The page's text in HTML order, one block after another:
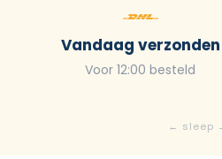
Vandaag verzonden
Voor 12:00 besteld